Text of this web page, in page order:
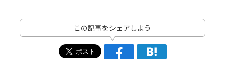
この記事をシェアしよう